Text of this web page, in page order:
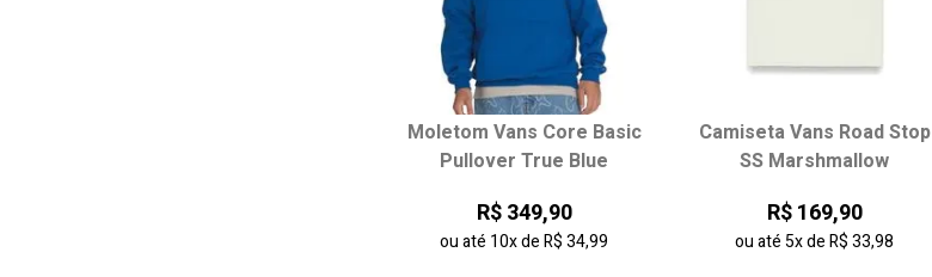
Moletom Vans Core Basic
Pullover True Blue
R$ 349,90
ou até 10xdeR$ 34,99
Camiseta Vans Road Stop
SS Marshmallow
R$ 169,90
ou até5xdeR$ 33,98